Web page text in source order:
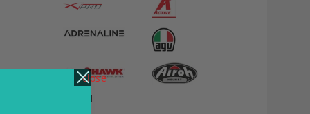
View all
close